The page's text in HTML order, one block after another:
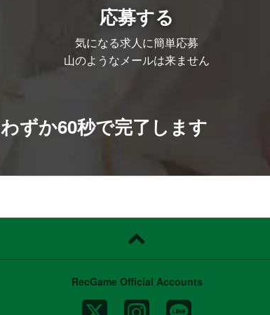
応募する
気になる求人に簡単応募
山のようなメールは来ません
わずか60秒で完了します
RecGame Official Accounts